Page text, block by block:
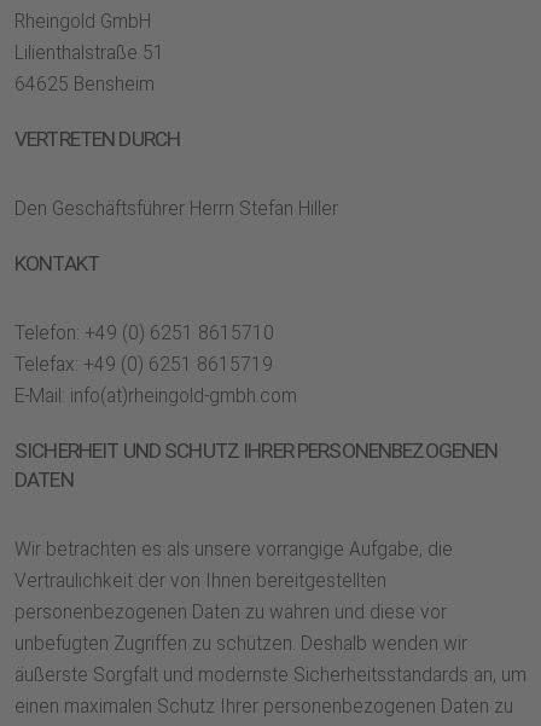
Rheingold GmbH
Lilienthalstraße 51
64625 Bensheim
VERTRETEN DURCH
Den Geschäftsführer Herrn Stefan Hiller
KONTAKT
Telefon: +49 (0) 6251 8615710
Telefax: +49 (0) 6251 8615719
E-Mail: info(at)rheingold-gmbh.com
SICHERHEIT UND SCHUTZ IHRER PERSONENBEZOGENEN
DATEN
Wir betrachten es als unsere vorrangige Aufgabe, die
Vertraulichkeit der von Ihnen bereitgestellten
personenbezogenen Daten zu wahren und diese vor
unbefugten Zugriffen zu schützen. Deshalb wenden wir
äußerste Sorgfalt und modernste Sicherheitsstandards an, um
einen maximalen Schutz Ihrer personenbezogenen Daten zu